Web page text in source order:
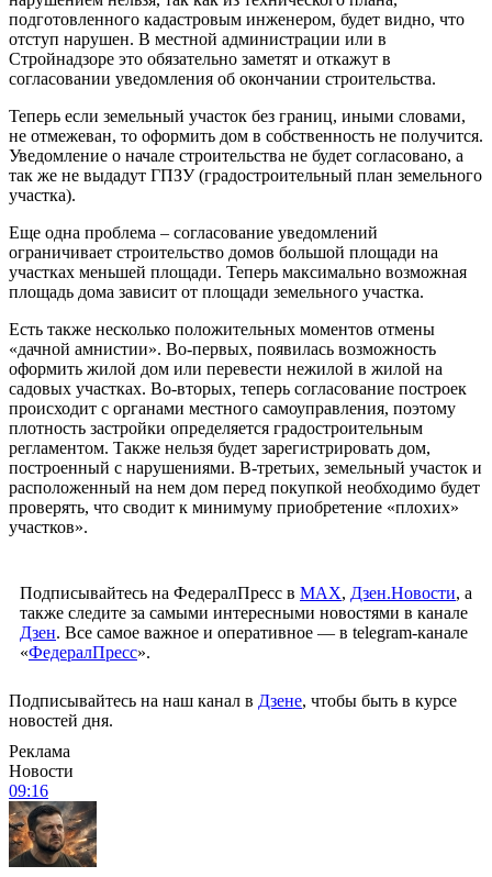
подготовленного кадастровым инженером, будет видно, что
отступ нарушен. В местной администрации или в
Стройнадзоре это обязательно заметят и откажут в
согласовании уведомления об окончании строительства.
Теперь если земельный участок без границ, иными словами,
не отмежеван, то оформить дом в собственность не получится.
Уведомление о начале строительства не будет согласовано, а
так же не выдадут ГПЗУ (градостроительный план земельного
участка).
Еще одна проблема – согласование уведомлений
ограничивает строительство домов большой площади на
участках меньшей площади. Теперь максимально возможная
площадь дома зависит от площади земельного участка.
Есть также несколько положительных моментов отмены
«дачной амнистии». Во-первых, появилась возможность
оформить жилой дом или перевести нежилой в жилой на
садовых участках. Во-вторых, теперь согласование построек
происходит с органами местного самоуправления, поэтому
плотность застройки определяется градостроительным
регламентом. Также нельзя будет зарегистрировать дом,
построенный с нарушениями. В-третьих, земельный участок и
расположенный на нем дом перед покупкой необходимо будет
проверять, что сводит к минимуму приобретение «плохих»
участков».
Подписывайтесь на ФедералПресс в МАХ, Дзен.Новости, а
также следите за самыми интересными новостями в канале
Дзен. Все самое важное и оперативное — в telegram-канале
«ФедералПресс».
Подписывайтесь на наш канал в Дзене, чтобы быть в курсе
новостей дня.
Реклама
Новости
09:16